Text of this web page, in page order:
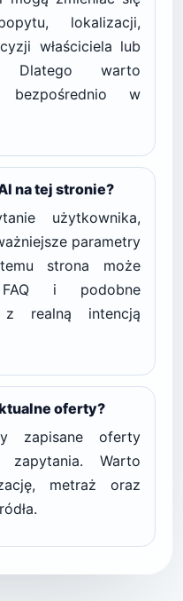
lokalizacji,
właściciela lub
Dlatego warto
bezpośrednio w
na tej stronie?
użytkownika,
parametry
strona może
i podobne
z realną intencją
oferty?
zapisane oferty
Warto
metraż oraz